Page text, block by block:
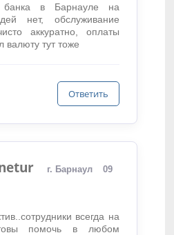
в Барнауле на
нет, обслуживание
аккуратно, оплаты
тут тоже
Ответить
г. Барнаул
09
всегда на
помочь в любом